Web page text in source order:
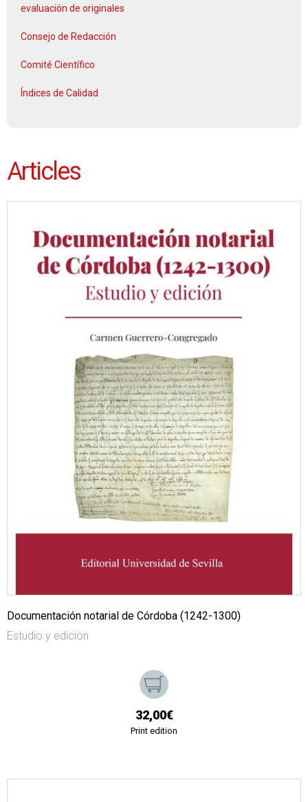
evaluación de originales
Consejo de Redacción
Comité Científico
Índices de Calidad
Articles
Documentación notarial de Córdoba (1242-1300)
Estudio y edición
32,00€
Print edition